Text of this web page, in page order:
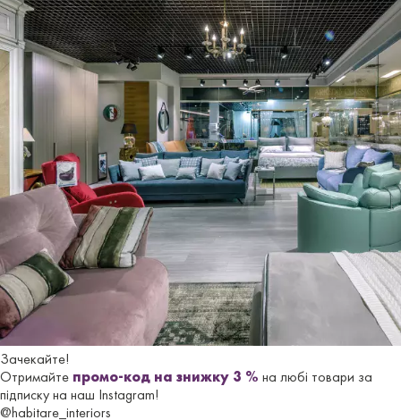
Зачекайте!
Отримайте промо-код на знижку 3 % на любі товари за
підписку на наш Instagram!
@habitare_interiors
характеристики механізму дозволяють відкривати і
закривати диван простим рухом, без необхідності
знімати подушки сидіння або спинки.
МАТРАЦ - Optimum з пінополіуретану щільністю 35 кг/
м3 і висотою 13 см. Можливі розміри 120-, 140- і 160х196
см.
ОБИВКА –з тканини або натуральної шкіри.
Ціна розкладного дивана-ліжка VELASCA на сайті – у
початковій категорії тканини
У стандартну
комплектаціюм’яких мебл в не входять декоративні
подушки
ціну на і треба обчислювати додатково.
Можливі розміридивана-ліжка:
184-, 204- і 226 см | глибина 108 см/222 см | висота H80
см.